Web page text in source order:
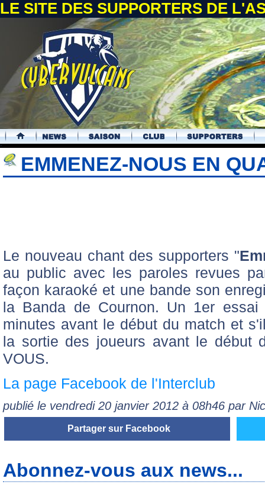
LE SITE DES SUPPORTERS DE
.
EMMENEZ-NOUS EN
Le nouveau chant des supporters "
au public avec les paroles revues
façon karaoké et une bande son
la Banda de Cournon. Un 1er
minutes avant le début du match et
la sortie des joueurs avant le début
VOUS.
La page Facebook de l'Interclub
publié le vendredi 20 janvier 2012 à 08h46 par
Partager sur Facebook
Abonnez-vous aux news...